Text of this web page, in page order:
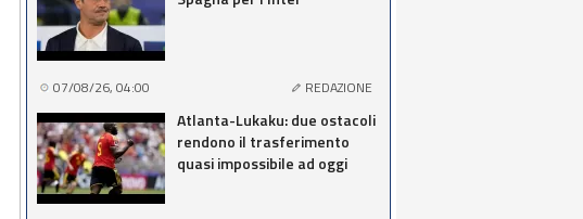
07/08/26, 04:00 REDAZIONE
Atlanta-Lukaku: due ostacoli
rendono il trasferimento
quasi impossibile ad oggi